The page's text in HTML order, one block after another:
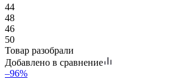
44
48
46
50
Товар разобрали
Добавлено в сравнение
–96%